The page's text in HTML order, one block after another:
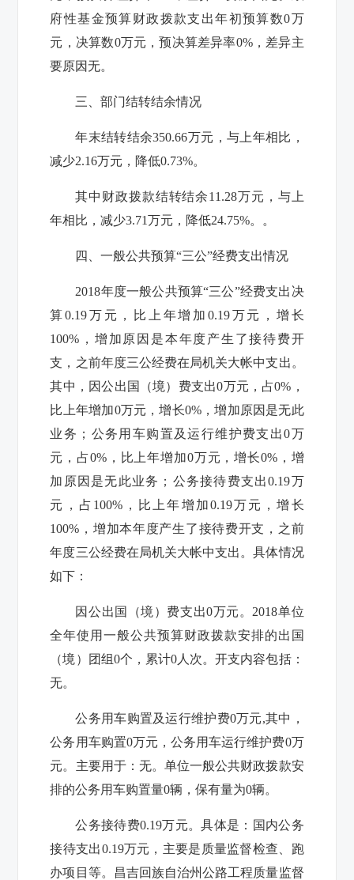
府性基金预算财政拨款支出年初预算数0万
元，决算数0万元，预决算差异率0%，差异主
要原因无。
三、部门结转结余情况
年末结转结余350.66万元，与上年相比，
减少2.16万元，降低0.73%。
其中财政拨款结转结余11.28万元，与上
年相比，减少3.71万元，降低24.75%。。
四、一般公共预算“三公”经费支出情况
2018年度一般公共预算“三公”经费支出决
算0.19万元，比上年增加 0.19万元，增长
100% ，增加原因是本年度产生了接待费开
支，之前年度三公经费在局机关大帐中支出。
其中，因公出国（境）费支出0万元，占0% ，
比上年增加0万元，增长0%，增加原因是无此
业务；公务用车购置及运行维护费支出0万
元，占0%，比上年增加0万元，增长0%，增
加原因是无此业务；公务接待费支出0.19万
元，占 100%，比上年增加0.19万元，增长
100% ，增加本年度产生了接待费开支，之前
年度三公经费在局机关大帐中支出。具体情况
如下：
因公出国（境）费支出0万元。 2018单位
全年使用一般公共预算财政拨款安排的出国
（境）团组0个，累计0 人次。开支内容包括：
无。
公务用车购置及运行维护费0万元,其中，
公务用车购置0万元，公务用车运行维护费0万
元。主要用于：无。单位一般公共财政拨款安
排的公务用车购置量0辆，保有量为0辆。
公务接待费0.19万元。具体是：国内公务
接待支出0.19万元，主要是质量监督检查、跑
办项目等。昌吉回族自治州公路工程质量监督